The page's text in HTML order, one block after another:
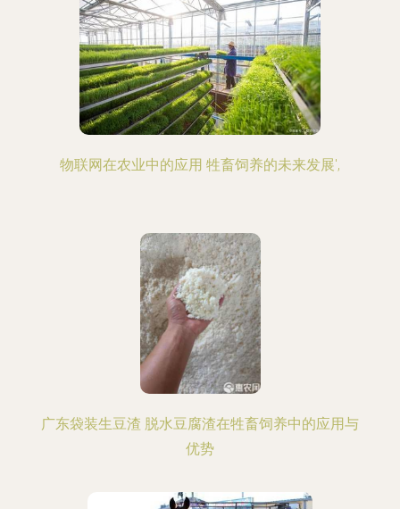
物联网在农业中的应用 牲畜饲养的未来发展',
广东袋装生豆渣 脱水豆腐渣在牲畜饲养中的应用与
优势